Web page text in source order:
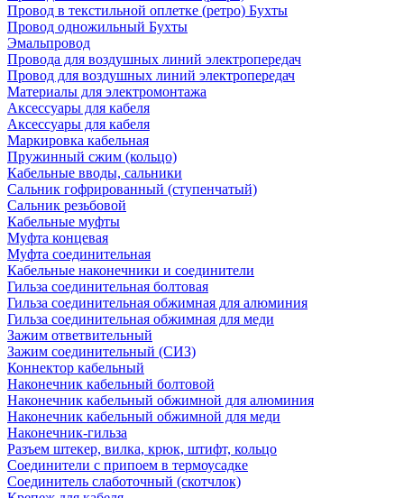
Провод в текстильной оплетке (ретро) Бухты
Провод одножильный Бухты
Эмальпровод
Провода для воздушных линий электропередач
Провод для воздушных линий электропередач
Материалы для электромонтажа
Аксессуары для кабеля
Аксессуары для кабеля
Маркировка кабельная
Пружинный сжим (кольцо)
Кабельные вводы, сальники
Сальник гофрированный (ступенчатый)
Сальник резьбовой
Кабельные муфты
Муфта концевая
Муфта соединительная
Кабельные наконечники и соединители
Гильза соединительная болтовая
Гильза соединительная обжимная для алюминия
Гильза соединительная обжимная для меди
Зажим ответвительный
Зажим соединительный (СИЗ)
Коннектор кабельный
Наконечник кабельный болтовой
Наконечник кабельный обжимной для алюминия
Наконечник кабельный обжимной для меди
Наконечник-гильза
Разъем штекер, вилка, крюк, штифт, кольцо
Соединители с припоем в термоусадке
Соединитель слаботочный (скотчлок)